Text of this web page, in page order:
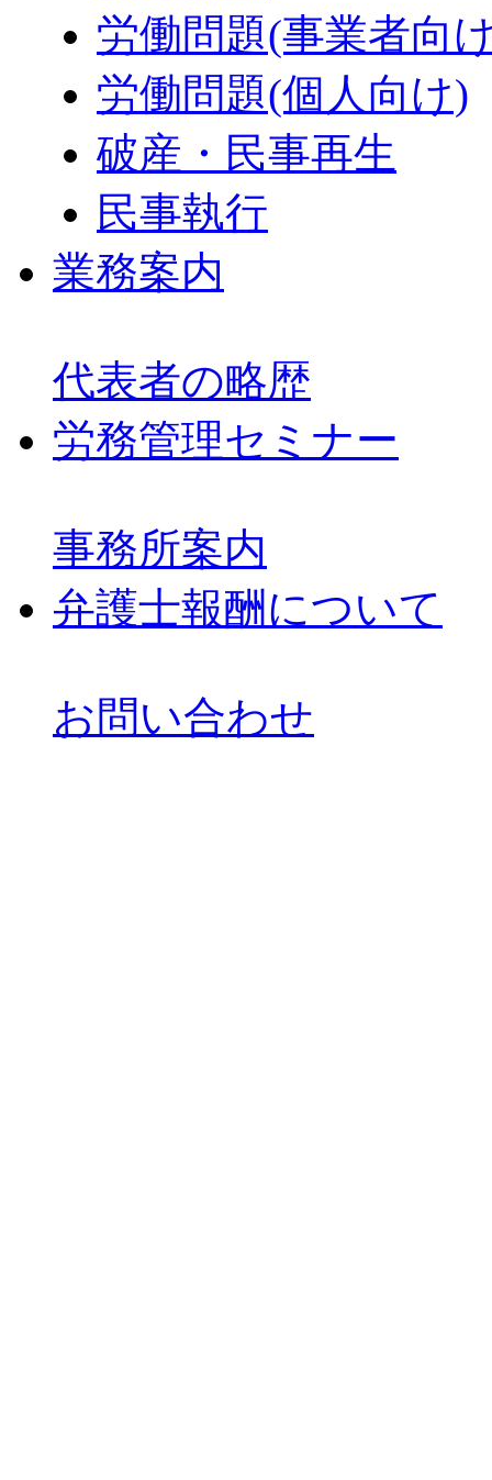
労働問題(事業者向
労働問題(個人向け)
破産・民事再生
民事執行
業務案内
代表者の略歴
労務管理セミナー
事務所案内
弁護士報酬について
お問い合わせ